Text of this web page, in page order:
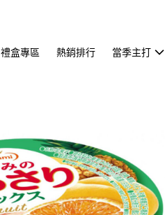
禮盒專區 熱銷排行 當季主打